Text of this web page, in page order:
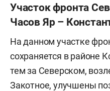
Участок фронта
Часов Яр –
На данном участке
сохраняется в районе
тем за Северском,
Закотное, улучшены